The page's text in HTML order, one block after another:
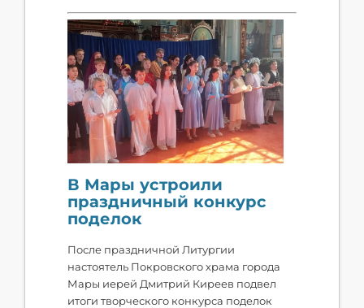
В Мары устроили
праздничный конкурс
поделок
После праздничной Литургии
настоятель Покровского храма города
Мары иерей Дмитрий Киреев подвел
итоги творческого конкурса поделок